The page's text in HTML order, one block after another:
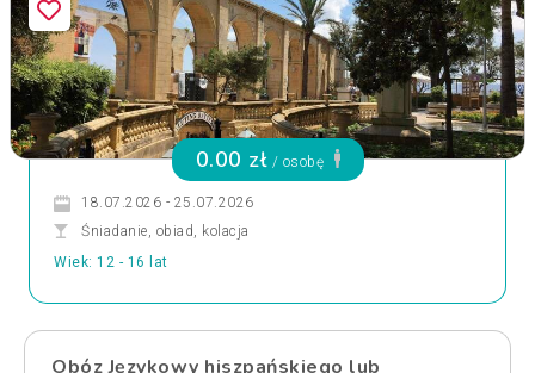
0.00 zł / osobę
18.07.2026 - 25.07.2026
Śniadanie, obiad, kolacja
Wiek: 12 - 16 lat
Obóz Językowy hiszpańskiego lub